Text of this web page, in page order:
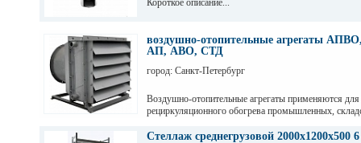
Короткое описание...
воздушно-отопительные агрегаты
АП, АВО, СТД
город: Санкт-Петербург
Воздушно-отопительные агрегаты применяются для
рециркуляционного обогрева промышленных,
Стеллаж среднегрузовой 2000х1200х500